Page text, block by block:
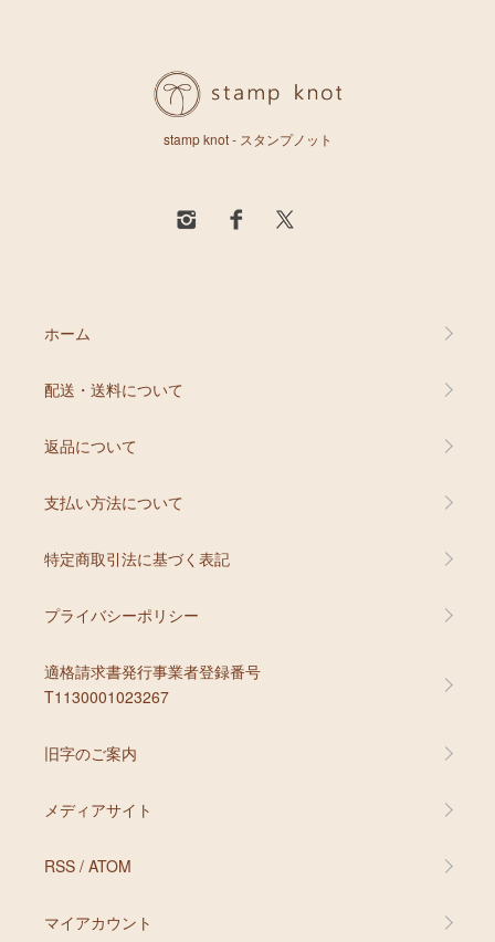
stamp knot - スタンプノット
ホーム
配送・送料について
返品について
支払い方法について
特定商取引法に基づく表記
プライバシーポリシー
適格請求書発行事業者登録番号
T1130001023267
旧字のご案内
メディアサイト
RSS / ATOM
マイアカウント